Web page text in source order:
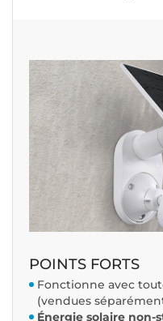
POINTS FORTS
Fonctionne avec
(vendues
Énergie solaire non-